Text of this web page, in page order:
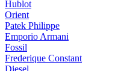
Hublot
Orient
Patek Philippe
Emporio Armani
Fossil
Frederique Constant
Diesel